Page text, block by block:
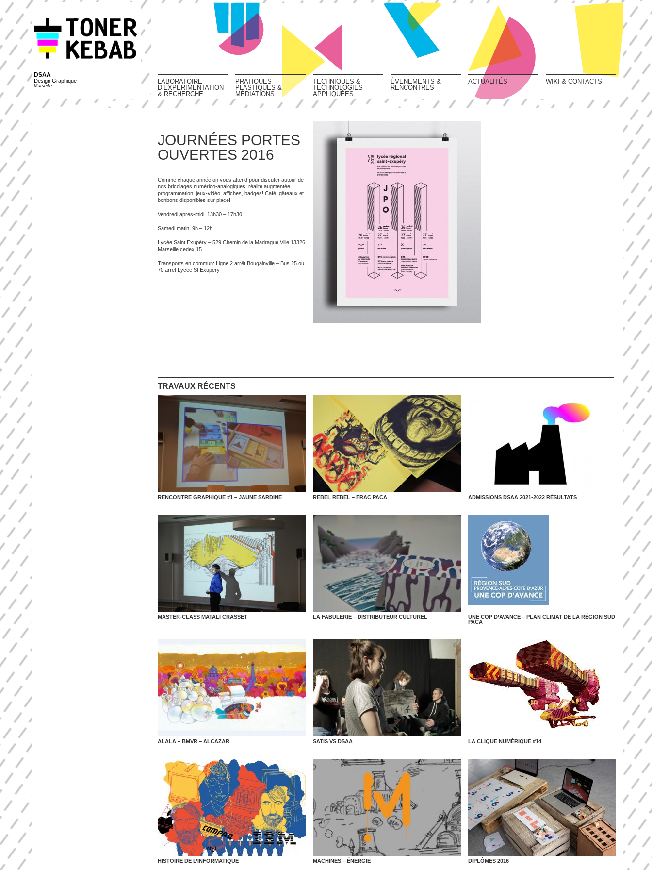
DSAA
Design Graphique
Marseille
LABORATOIRE
D’EXPÉRIMENTATION
& RECHERCHE
PRATIQUES
PLASTIQUES &
MÉDIATIONS
TECHNIQUES &
TECHNOLOGIES
APPLIQUÉES
ÉVENEMENTS &
RENCONTRES
ACTUALITÉS WIKI & CONTACTS
JOURNÉES PORTES
OUVERTES 2016
—
Comme chaque année on vous attend pour discuter autour de
nos bricolages numérico-analogiques: réalité augmentée,
programmation, jeux-vidéo, affiches, badges! Café, gâteaux et
bonbons disponibles sur place!
Vendredi après-midi: 13h30 – 17h30
Samedi matin: 9h – 12h
Lycée Saint Exupéry – 529 Chemin de la Madrague Ville 13326
Marseille cedex 15
Transports en commun: Ligne 2 arrêt Bougainville – Bus 25 ou
70 arrêt Lycée St Exupéry
TRAVAUX RÉCENTS
RENCONTRE GRAPHIQUE #1 – JAUNE SARDINE REBEL REBEL – FRAC PACA ADMISSIONS DSAA 2021-2022 RÉSULTATS
MASTER-CLASS MATALI CRASSET LA FABULERIE – DISTRIBUTEUR CULTUREL
UNE COP D’AVANCE – PLAN CLIMAT DE LA RÉGION SUD
PACA
ALALA – BMVR – ALCAZAR SATIS VS DSAA LA CLIQUE NUMÉRIQUE #14
HISTOIRE DE L’INFORMATIQUE MACHINES – ÉNERGIE DIPLÔMES 2016